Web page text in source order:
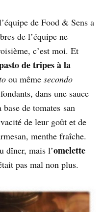
de Food & Sens a
de l’équipe ne
c’est moi. Et
de tripes à la
ou même secondo
dans une sauce
de tomates san
de leur goût et de
menthe fraîche.
dîner, mais l’omelette
pas mal non plus.